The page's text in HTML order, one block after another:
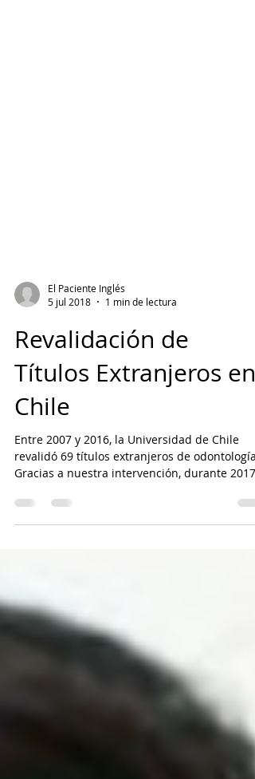
5 jul 2018
1 min de lectura
Revalidación de
Títulos Extranjeros en
Chile
Entre 2007 y 2016, la Universidad de Chile
Gracias a nuestra intervención, durante 2017
m